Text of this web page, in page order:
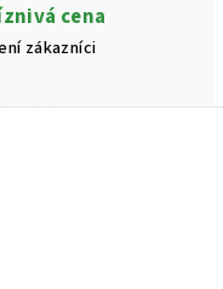
cena
zákazníci